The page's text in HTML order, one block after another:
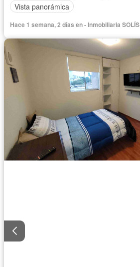
Vista panorámica
Hace 1 semana, 2 días en - Inmobiliaria SOLÍS